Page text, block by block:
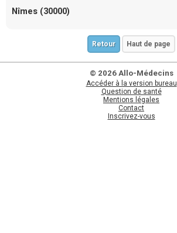
Nîmes (30000)
Retour Haut de page
© 2026 Allo-Médecins
Accéder à la version bureau
Question de santé
Mentions légales
Contact
Inscrivez-vous